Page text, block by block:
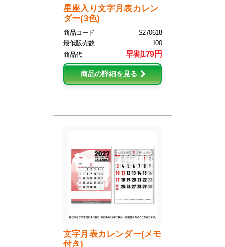
星座入り文字月表カレン
ダー(3色)
商品コード
S270618
最低販売数
100
商品代
早割179円
商品の詳細を見る
文字月表カレンダー(メモ
付き)